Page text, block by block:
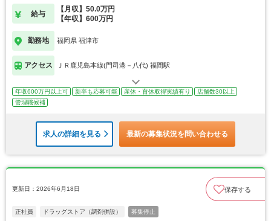
給与
【月収】50.0万円
【年収】600万円
勤務地 福岡県 福津市
アクセス ＪＲ鹿児島本線(門司港－八代) 福間駅
年収600万円以上可 新卒も応募可能 産休・育休取得実績有り
店舗数30以上
管理職候補
求人の詳細を見る 最新の募集状況を問い合わせる
更新日：2026年6月18日 保存する
正社員 ドラッグストア（調剤併設） 募集停止